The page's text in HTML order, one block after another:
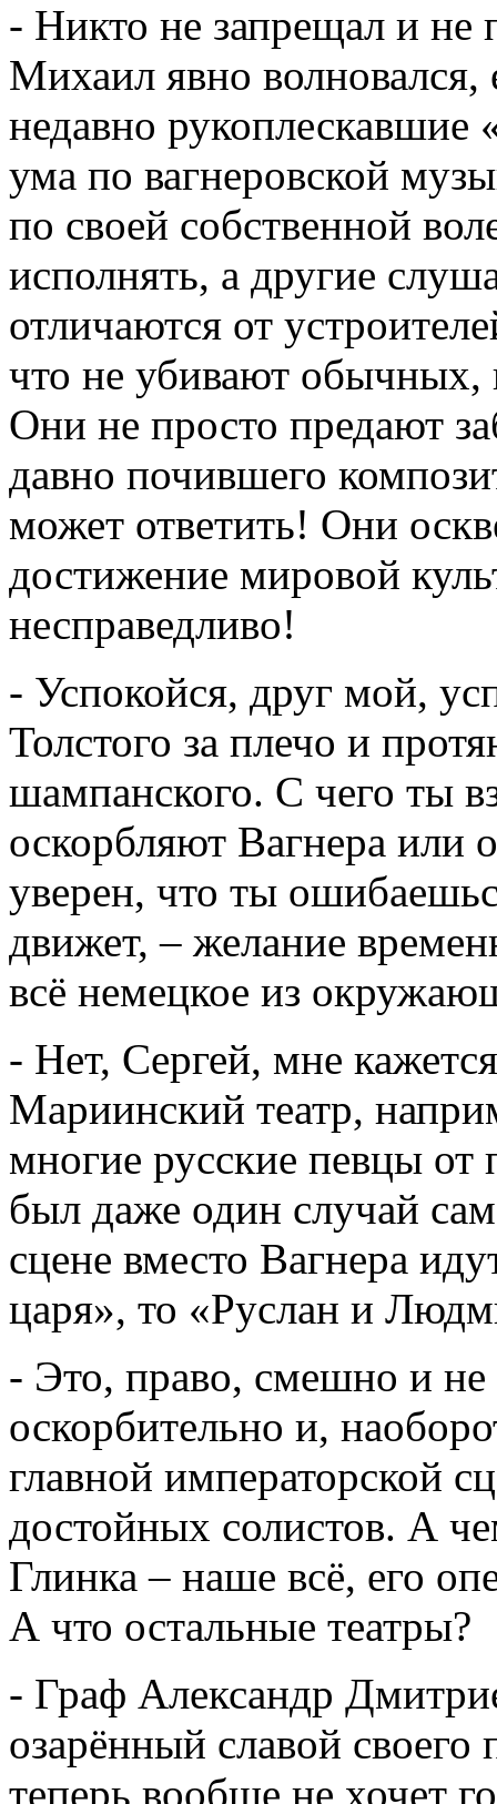
- Никто не запрещал и
Михаил явно
недавно
ума по вагнеровской
по своей собственной
исполнять, а другие
отличаются от
что не убивают
Они не просто предают
давно почившего
может ответить! Они
достижение мировой
несправедливо!
- Успокойся, друг мой,
Толстого за плечо и
шампанского. С чего ты
оскорбляют Вагнера или
уверен, что ты
движет, – желание
всё немецкое из
- Нет, Сергей, мне
Мариинский театр,
многие русские певцы от
был даже один случай
сцене вместо Вагнера
царя», то «Руслан и
- Это, право, смешно и
оскорбительно и,
главной императорской
достойных солистов. А
Глинка – наше всё, его
А что остальные театры?
- Граф Александр
озарённый славой своего
теперь вообще не хочет